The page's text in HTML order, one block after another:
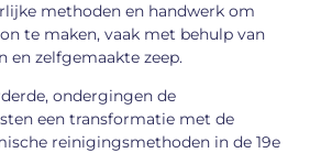
methoden en handwerk om
te maken, vaak met behulp van
en zelfgemaakte zeep.
ondergingen de
een transformatie met de
reinigingsmethoden in de 19e